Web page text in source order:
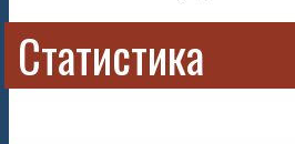
Статистика